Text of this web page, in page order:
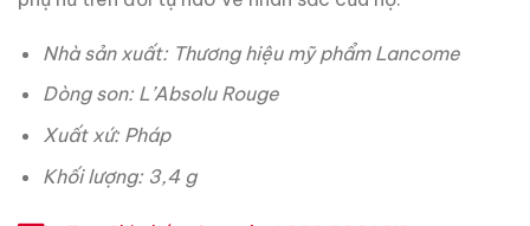
Nhà sản xuất: Thương hiệu mỹ phẩm Lancome
Dòng son: L’Absolu Rouge
Xuất xứ: Pháp
Khối lượng: 3,4 g